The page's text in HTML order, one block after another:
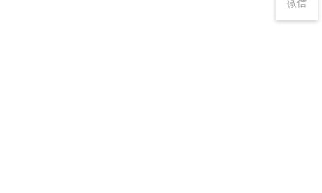
微信